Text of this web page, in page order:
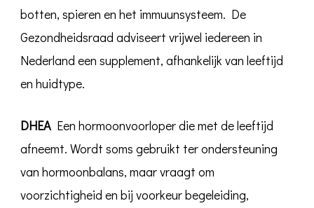
botten, spieren en het immuunsysteem. De
Gezondheidsraad adviseert vrijwel iedereen in
Nederland een supplement, afhankelijk van leeftijd
en huidtype.
DHEA Een hormoonvoorloper die met de leeftijd
afneemt. Wordt soms gebruikt ter ondersteuning
van hormoonbalans, maar vraagt om
voorzichtigheid en bij voorkeur begeleiding,